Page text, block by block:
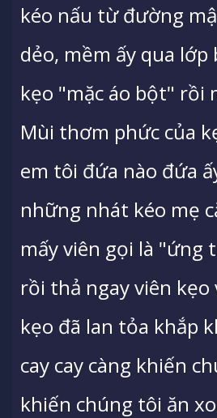
kéo nấu từ đường
dẻo, mềm ấy qua
kẹo "mặc áo bột" rồi
Mùi thơm phức của
em tôi đứa nào đứa
những nhát kéo mẹ
mấy viên gọi là
rồi thả ngay viên
kẹo đã lan tỏa khắp
cay cay càng khiến
khiến chúng tôi ăn